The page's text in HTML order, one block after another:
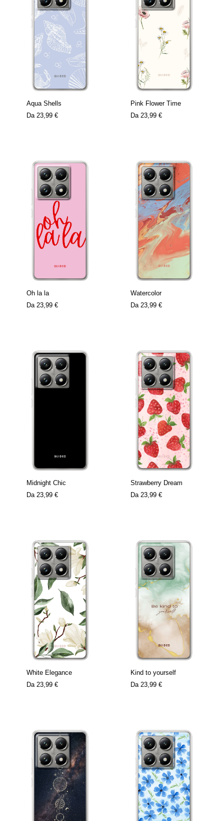
Aqua Shells
Da 23,99 €
Pink Flower Time
Da 23,99 €
Oh la la
Da 23,99 €
Watercolor
Da 23,99 €
Midnight Chic
Da 23,99 €
Strawberry Dream
Da 23,99 €
White Elegance
Da 23,99 €
Kind to yourself
Da 23,99 €